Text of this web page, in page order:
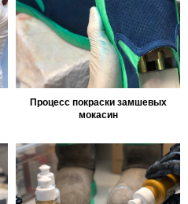
Процесс покраски замшевых
мокасин